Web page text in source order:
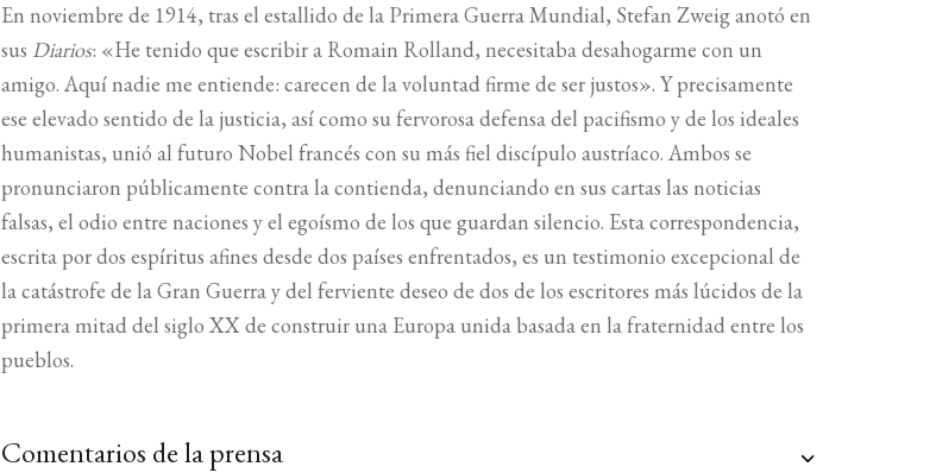
En noviembre de 1914, tras el estallido de la Primera Guerra Mundial, Stefan Zweig anotó en
sus Diarios: «He tenido que escribir a Romain Rolland, necesitaba desahogarme con un
amigo. Aquí nadie me entiende: carecen de la voluntad firme de ser justos». Y precisamente
ese elevado sentido de la justicia, así como su fervorosa defensa del pacifismo y de los ideales
humanistas, unió al futuro Nobel francés con su más fiel discípulo austríaco. Ambos se
pronunciaron públicamente contra la contienda, denunciando en sus cartas las noticias
falsas, el odio entre naciones y el egoísmo de los que guardan silencio. Esta correspondencia,
escrita por dos espíritus afines desde dos países enfrentados, es un testimonio excepcional de
la catástrofe de la Gran Guerra y del ferviente deseo de dos de los escritores más lúcidos de la
primera mitad del siglo XX de construir una Europa unida basada en la fraternidad entre los
pueblos.
Comentarios de la prensa